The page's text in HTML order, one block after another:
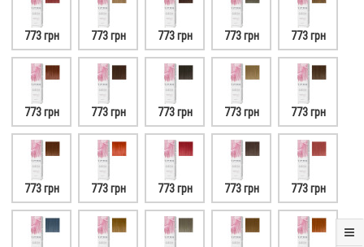
773 грн 773 грн 773 грн 773 грн 773 грн
773 грн 773 грн 773 грн 773 грн 773 грн
773 грн 773 грн 773 грн 773 грн 773 грн